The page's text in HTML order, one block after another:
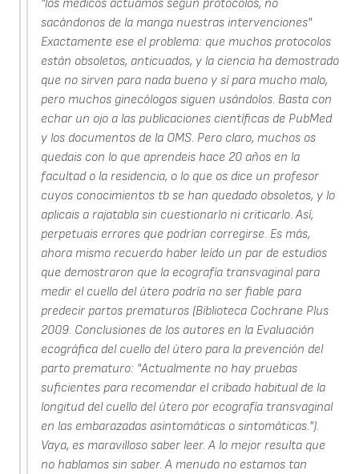
"los médicos actuamos según protocolos, no
sacándonos de la manga nuestras intervenciones"
Exactamente ese el problema: que muchos protocolos
están obsoletos, anticuados, y la ciencia ha demostrado
que no sirven para nada bueno y sí para mucho malo,
pero muchos ginecólogos siguen usándolos. Basta con
echar un ojo a las publicaciones científicas de PubMed
y los documentos de la OMS. Pero claro, muchos os
quedais con lo que aprendeis hace 20 años en la
facultad o la residencia, o lo que os dice un profesor
cuyos conocimientos tb se han quedado obsoletos, y lo
aplicais a rajatabla sin cuestionarlo ni criticarlo. Así,
perpetuais errores que podrían corregirse. Es más,
ahora mismo recuerdo haber leído un par de estudios
que demostraron que la ecografía transvaginal para
medir el cuello del útero podría no ser fiable para
predecir partos prematuros (Biblioteca Cochrane Plus
2009. Conclusiones de los autores en la Evaluación
ecográfica del cuello del útero para la prevención del
parto prematuro: "Actualmente no hay pruebas
suficientes para recomendar el cribado habitual de la
longitud del cuello del útero por ecografía transvaginal
en las embarazadas asintomáticas o sintomáticas.").
Vaya, es maravilloso saber leer. A lo mejor resulta que
no hablamos sin saber. A menudo no estamos tan